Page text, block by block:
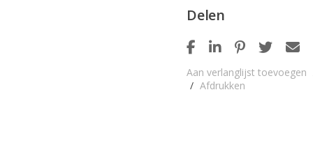
Delen
Aan verlanglijst toevoegen
/ Afdrukken